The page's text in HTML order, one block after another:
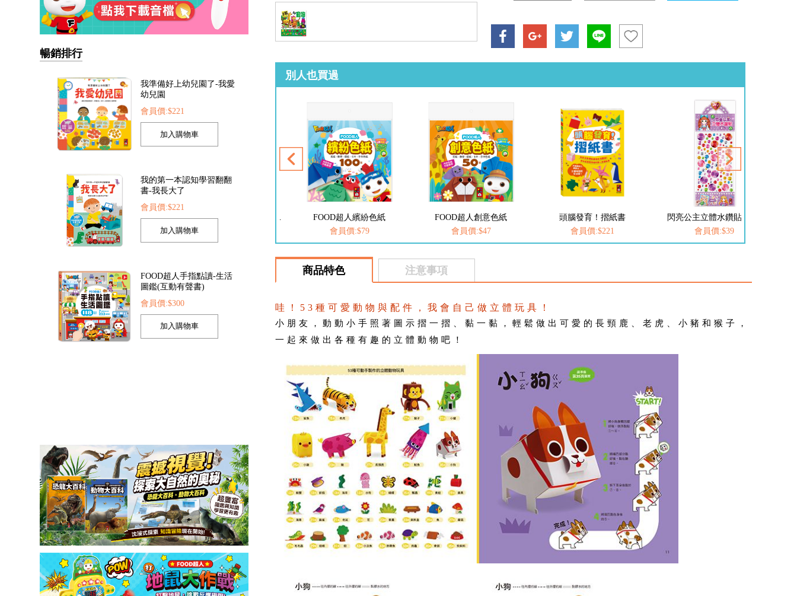
暢銷排行
我準備好上幼兒園了-我愛
幼兒園
會員價:$221
我的第一本認知學習翻翻
書-我長大了
會員價:$221
FOOD超人手指點讀-生活
圖鑑(互動有聲書)
會員價:$300
別人也買過
聖誕立體遊戲書
會員價:$173
FOOD超人繽紛色紙
會員價:$79
FOOD超人創意色紙
會員價:$47
頭腦發育！摺紙書
會員價:$221
閃亮公主立體水鑽貼-寶石
會員價:$39
商品特色 注意事項
哇！53種可愛動物與配件，我會自己做立體玩具！
小朋友，動動小手照著圖示摺一摺、黏一黏，輕鬆做出可愛的長頸鹿、老虎、小豬和猴子，
一起來做出各種有趣的立體動物吧！